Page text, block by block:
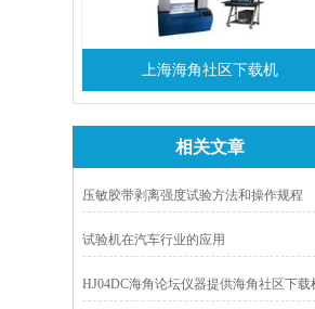
上海海角社区下载机
相关文章
压敏胶带剥离强度试验方法和操作规程
试验机在汽车行业的应用
HJ04DC海角论坛仪器提供海角社区下载